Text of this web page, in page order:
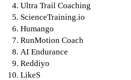
Ultra Trail Coaching
ScienceTraining.io
Humango
RunMotion Coach
AI Endurance
Reddiyo
LikeS